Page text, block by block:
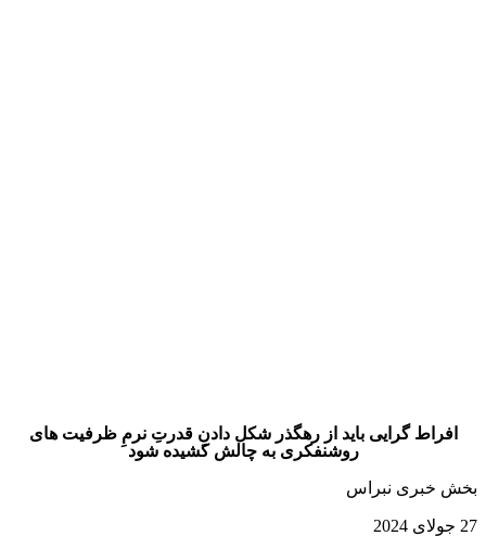
افراط گرایی باید از رهگذر شکل دادنِ قدرتِ نرمِ ظرفیت های
روشنفکری به چالش کشیده شود ​
بخش خبری نبراس
27 جولای 2024